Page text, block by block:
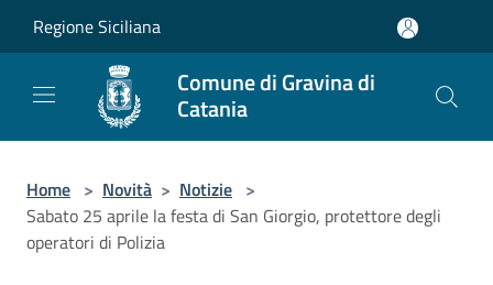
Regione Siciliana
Comune di Gravina di
Catania
Home > Novità > Notizie >
Sabato 25 aprile la festa di San Giorgio, protettore degli
operatori di Polizia